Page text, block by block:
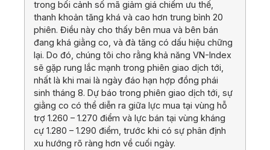
trong bối cảnh số mã giảm giá chiếm ưu thế,
thanh khoản tăng khá và cao hơn trung bình 20
phiên. Điều này cho thấy bên mua và bên bán
đang khá giằng co, và đà tăng có dấu hiệu chững
lại. Do đó, chúng tôi cho rằng khả năng VN-Index
sẽ gặp rung lắc mạnh trong phiên giao dịch tới,
nhất là khi mai là ngày đáo hạn hợp đồng phái
sinh tháng 8. Dự báo trong phiên giao dịch tới, sự
giằng co có thể diễn ra giữa lực mua tại vùng hỗ
trợ 1.260 – 1.270 điểm và lực bán tại vùng kháng
cự 1.280 – 1.290 điểm, trước khi có sự phân định
xu hướng rõ ràng hơn về cuối ngày.